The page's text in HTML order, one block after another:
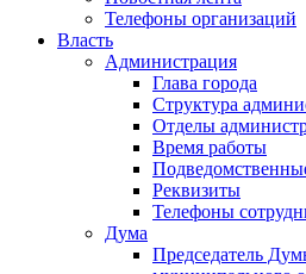
Телефоны организаций
Власть
Администрация
Глава города
Структура
Отделы
Время работы
Реквизиты
Телефоны
Дума
Председатель